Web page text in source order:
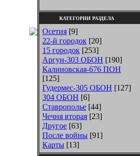
КАТЕГОРИИ РАЗДЕЛА
Осетия [9]
22-й городок [20]
15 городок [253]
Аргун-303 ОБОН [190]
Калиновская-676 ПОН
[125]
Гудермес-305 ОБОН [127]
304 ОБОН [6]
Ставрополье [44]
Чечня вторая [23]
Другое [63]
После войны [91]
Карты [13]